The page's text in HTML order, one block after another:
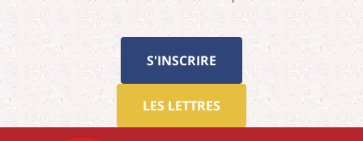
S'INSCRIRE
LES LETTRES